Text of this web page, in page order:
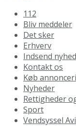
112
Bliv meddeler
Det sker
Erhverv
Indsend nyhed
Kontakt os
Køb
Nyheder
Rettigheder
Sport
Vendsyssel